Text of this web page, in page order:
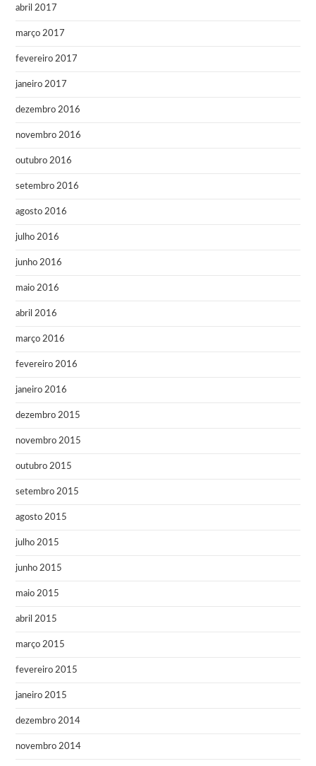
abril 2017
março 2017
fevereiro 2017
janeiro 2017
dezembro 2016
novembro 2016
outubro 2016
setembro 2016
agosto 2016
julho 2016
junho 2016
maio 2016
abril 2016
março 2016
fevereiro 2016
janeiro 2016
dezembro 2015
novembro 2015
outubro 2015
setembro 2015
agosto 2015
julho 2015
junho 2015
maio 2015
abril 2015
março 2015
fevereiro 2015
janeiro 2015
dezembro 2014
novembro 2014